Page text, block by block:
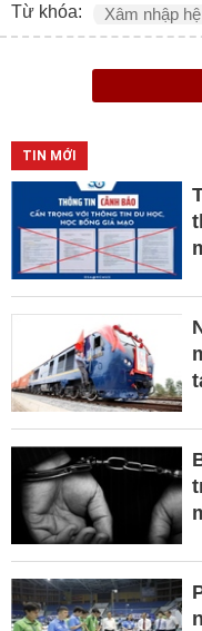
Từ khóa: Xâm nhập
TIN MỚI